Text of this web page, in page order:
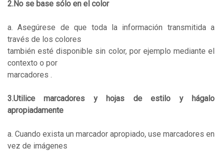
2.No se base sólo en el color
a. Asegúrese de que toda la información transmitida a
través de los colores
también esté disponible sin color, por ejemplo mediante el
contexto o por
marcadores .
3.Utilice marcadores y hojas de estilo y hágalo
apropiadamente
a. Cuando exista un marcador apropiado, use marcadores en
vez de imágenes